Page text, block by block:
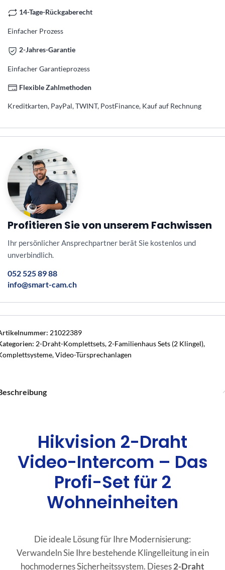
14-Tage-Rückgaberecht
Einfacher Prozess
2-Jahres-Garantie
Einfacher Garantieprozess
Flexible Zahlmethoden
Kreditkarten, PayPal, TWINT, PostFinance, Kauf auf Rechnung
Profitieren Sie von unserem Fachwissen
Ihr persönlicher Ansprechpartner berät Sie kostenlos und
unverbindlich.
052 525 89 88
info@smart-cam.ch
21022389
2-Draht-Komplettsets, 2-Familienhaus Sets (2 Klingel),
,Video-Türsprechanlagen
Hikvision 2-Draht
Video-Intercom – Das
Profi-Set für 2
Wohneinheiten
Die ideale Lösung für Ihre Modernisierung:
Verwandeln Sie Ihre bestehende Klingelleitung in ein
hochmodernes Sicherheitssystem. Dieses2-Draht